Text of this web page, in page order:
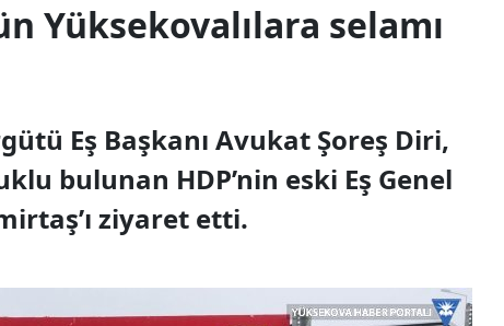
Yüksekovalılara selamı
Eş Başkanı Avukat Şoreş Diri,
bulunan HDP’nin eski Eş Genel
ziyaret etti.